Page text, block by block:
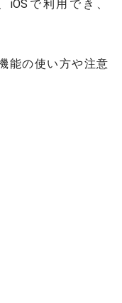
iOSで利用でき、
能の使い方や注意